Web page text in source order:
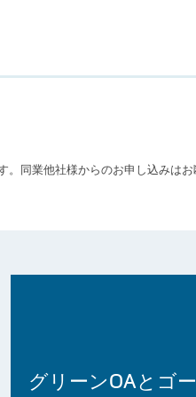
同業他社様からのお申し込みは
グリーンOAとゴ